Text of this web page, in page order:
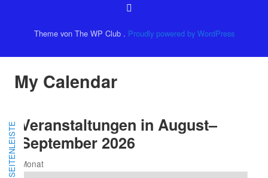
My Calendar
Veranstaltungen in August–
September 2026
Monat
SEITENLEISTE
Theme von The WP Club . Proudly powered by WordPress